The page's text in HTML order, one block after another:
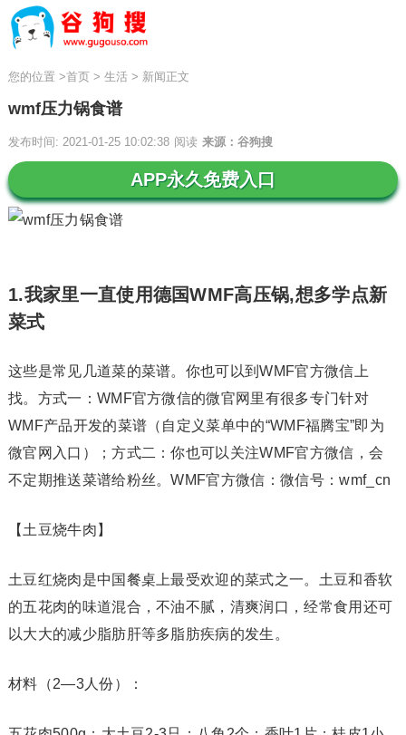
您的位置 >首页> 生活> 新闻正文
wmf压力锅食谱
发布时间: 2021-01-25 10:02:38 来源：谷狗搜
阅读
APP永久免费入口
1.我家里一直使用德国WMF高压锅,想多学点新
菜式
这些是常见几道菜的菜谱。你也可以到WMF官方微信上
找。方式一：WMF官方微信的微官网里有很多专门针对
WMF产品开发的菜谱（自定义菜单中的“WMF福腾宝”即为
微官网入口）；方式二：你也可以关注WMF官方微信，会
不定期推送菜谱给粉丝。WMF官方微信：微信号：wmf_cn
【土豆烧牛肉】
土豆红烧肉是中国餐桌上最受欢迎的菜式之一。土豆和香软
的五花肉的味道混合，不油不腻，清爽润口，经常食用还可
以大大的减少脂肪肝等多脂肪疾病的发生。
材料（2—3人份）：